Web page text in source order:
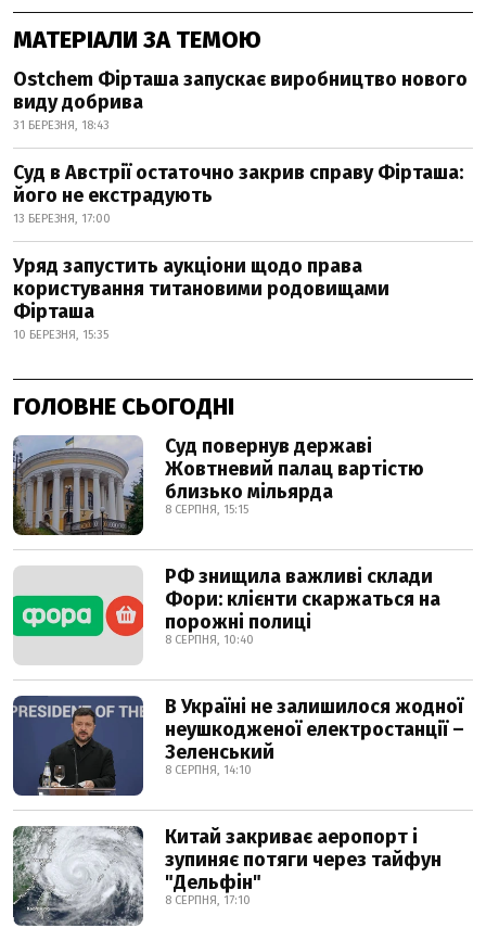
МАТЕРІАЛИ ЗА ТЕМОЮ
Ostchem Фірташа запускає виробництво нового
виду добрива
31 БЕРЕЗНЯ, 18:43
Суд в Австрії остаточно закрив справу Фірташа:
його не екстрадують
13 БЕРЕЗНЯ, 17:00
Уряд запустить аукціони щодо права
користування титановими родовищами
Фірташа
10 БЕРЕЗНЯ, 15:35
ГОЛОВНЕ СЬОГОДНІ
Суд повернув державі
Жовтневий палац вартістю
близько мільярда
8 СЕРПНЯ, 15:15
РФ знищила важливі склади
Фори: клієнти скаржаться на
порожні полиці
8 СЕРПНЯ, 10:40
В Україні не залишилося жодної
неушкодженої електростанції –
Зеленський
8 СЕРПНЯ, 14:10
Китай закриває аеропорт і
зупиняє потяги через тайфун
"Дельфін"
8 СЕРПНЯ, 17:10